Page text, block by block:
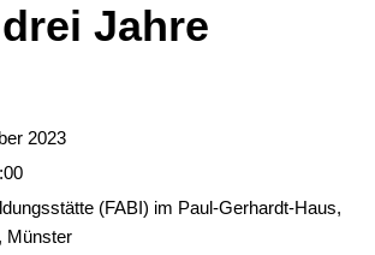
drei Jahre
2023
(FABI) im Paul-Gerhardt-Haus,
Münster